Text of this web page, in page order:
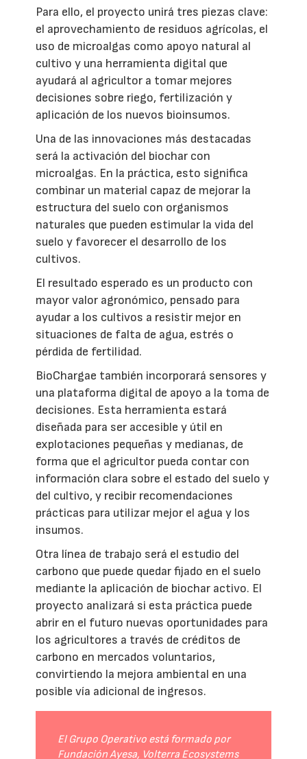
Para ello, el proyecto unirá tres piezas clave:
el aprovechamiento de residuos agrícolas, el
uso de microalgas como apoyo natural al
cultivo y una herramienta digital que
ayudará al agricultor a tomar mejores
decisiones sobre riego, fertilización y
aplicación de los nuevos bioinsumos.
Una de las innovaciones más destacadas
será la activación del biochar con
microalgas. En la práctica, esto significa
combinar un material capaz de mejorar la
estructura del suelo con organismos
naturales que pueden estimular la vida del
suelo y favorecer el desarrollo de los
cultivos.
El resultado esperado es un producto con
mayor valor agronómico, pensado para
ayudar a los cultivos a resistir mejor en
situaciones de falta de agua, estrés o
pérdida de fertilidad.
BioChargae también incorporará sensores y
una plataforma digital de apoyo a la toma de
decisiones. Esta herramienta estará
diseñada para ser accesible y útil en
explotaciones pequeñas y medianas, de
forma que el agricultor pueda contar con
información clara sobre el estado del suelo y
del cultivo, y recibir recomendaciones
prácticas para utilizar mejor el agua y los
insumos.
Otra línea de trabajo será el estudio del
carbono que puede quedar fijado en el suelo
mediante la aplicación de biochar activo. El
proyecto analizará si esta práctica puede
abrir en el futuro nuevas oportunidades para
los agricultores a través de créditos de
carbono en mercados voluntarios,
convirtiendo la mejora ambiental en una
posible vía adicional de ingresos.
El Grupo Operativo está formado por
Fundación Ayesa, Volterra Ecosystems